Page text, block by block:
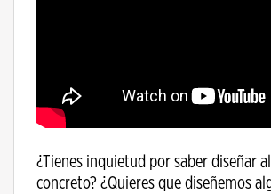
¿Tienes inquietud por saber diseñar
concreto? ¿Quieres que diseñemos